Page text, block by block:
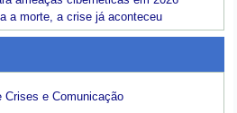
a morte, a crise já aconteceu
Crises e Comunicação